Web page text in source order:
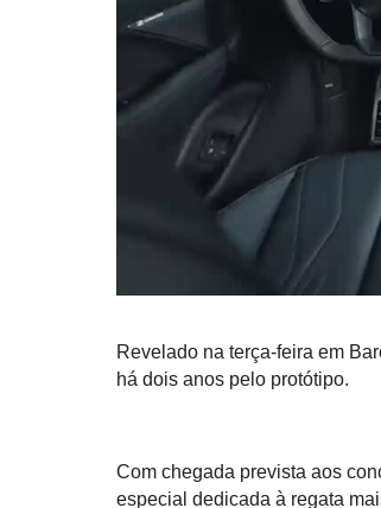
Revelado na terça-feira em
há dois anos pelo protótipo.
Com chegada prevista aos
especial dedicada à regata